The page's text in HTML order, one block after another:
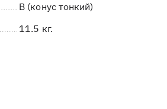
B (конус тонкий)
11.5 кг.